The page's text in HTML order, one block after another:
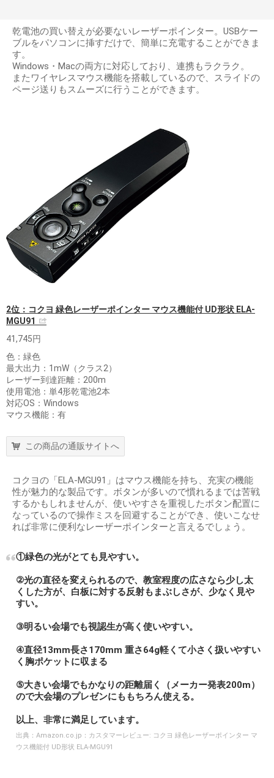
乾電池の買い替えが必要ないレーザーポインター。USBケー
ブルをパソコンに挿すだけで、簡単に充電することができま
す。
Windows・Macの両方に対応しており、連携もラクラク。
またワイヤレスマウス機能を搭載しているので、スライドの
ページ送りもスムーズに行うことができます。
2位：コクヨ 緑色レーザーポインター マウス機能付 UD形状 ELA-
MGU91
41,745円
色：緑色
最大出力：1mW（クラス2）
レーザー到達距離：200m
使用電池：単4形乾電池2本
対応OS：Windows
マウス機能：有
この商品の通販サイトへ
コクヨの「ELA-MGU91」はマウス機能を持ち、充実の機能
性が魅力的な製品です。ボタンが多いので慣れるまでは苦戦
するかもしれませんが、使いやすさを重視したボタン配置に
なっているので操作ミスを回避することができ、使いこなせ
れば非常に便利なレーザーポインターと言えるでしょう。
①緑色の光がとても見やすい。
②光の直径を変えられるので、教室程度の広さなら少し太
くした方が、白板に対する反射もまぶしさが、少なく見や
すい。
③明るい会場でも視認生が高く使いやすい。
④直径13mm長さ170mm 重さ64g軽くて小さく扱いやすい
く胸ポケットに収まる
⑤大きい会場でもかなりの距離届く（メーカー発表200m）
ので大会場のプレゼンにももちろん使える。
以上、非常に満足しています。
出典： Amazon.co.jp：カスタマーレビュー: コクヨ 緑色レーザーポインター マ
ウス機能付 UD形状 ELA-MGU91